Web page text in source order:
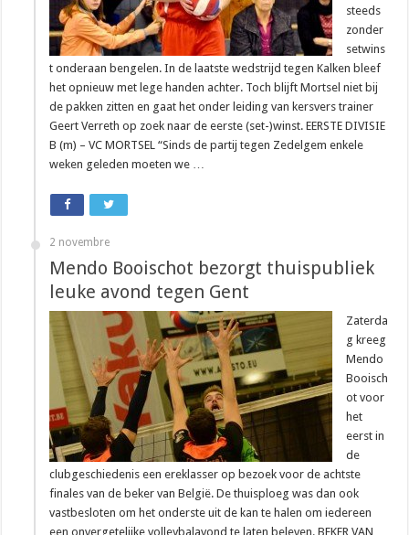
steeds
zonder
setwins
t onderaan bengelen. In de laatste wedstrijd tegen Kalken bleef
het opnieuw met lege handen achter. Toch blijft Mortsel niet bij
de pakken zitten en gaat het onder leiding van kersvers trainer
Geert Verreth op zoek naar de eerste (set-)winst. EERSTE DIVISIE
B (m) – VC MORTSEL “Sinds de partij tegen Zedelgem enkele
weken geleden moeten we …
2 novembre
Mendo Booischot bezorgt thuispubliek
leuke avond tegen Gent
Zaterda
g kreeg
Mendo
Booisch
ot voor
het
eerst in
de
clubgeschiedenis een ereklasser op bezoek voor de achtste
finales van de beker van België. De thuisploeg was dan ook
vastbesloten om het onderste uit de kan te halen om iedereen
een onvergetelijke volleybalavond te laten beleven. BEKER VAN